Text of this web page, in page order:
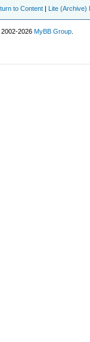
to Content | Lite (Archive)
2002-2026MyBB Group